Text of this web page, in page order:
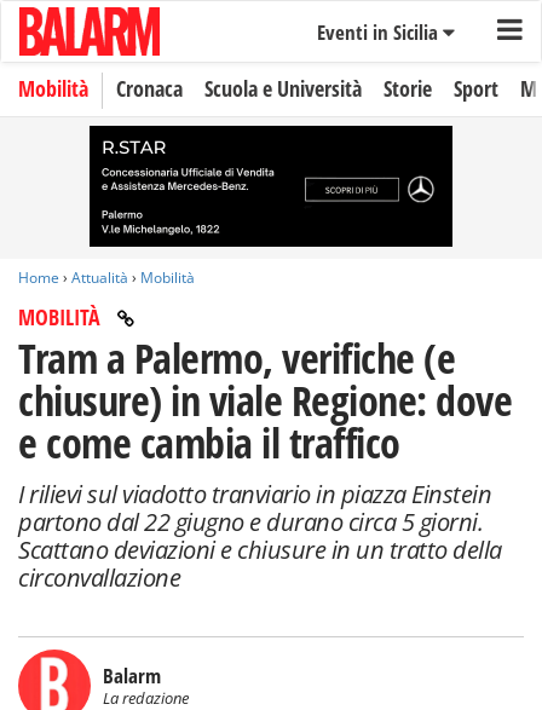
Eventi in Sicilia
Mobilità Cronaca Scuola e Università Storie Sport
Home › Attualità › Mobilità
MOBILITÀ
Tram a Palermo, verifiche (e
chiusure) in viale Regione: dove
e come cambia il traffico
I rilievi sul viadotto tranviario in piazza Einstein
partono dal 22 giugno e durano circa 5 giorni.
Scattano deviazioni e chiusure in un tratto della
circonvallazione
Balarm
La redazione